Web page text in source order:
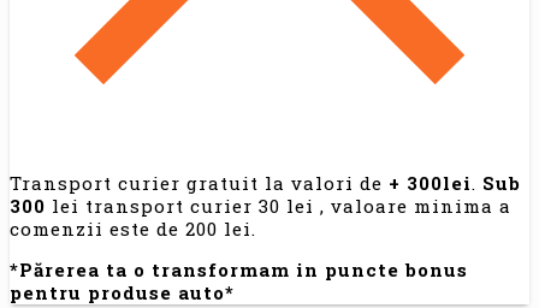
Transport curier gratuit la valori de + 300lei. Sub
300 lei transport curier 30 lei , valoare minima a
comenzii este de 200 lei.
*Părerea ta o transformam in puncte bonus
pentru produse auto*